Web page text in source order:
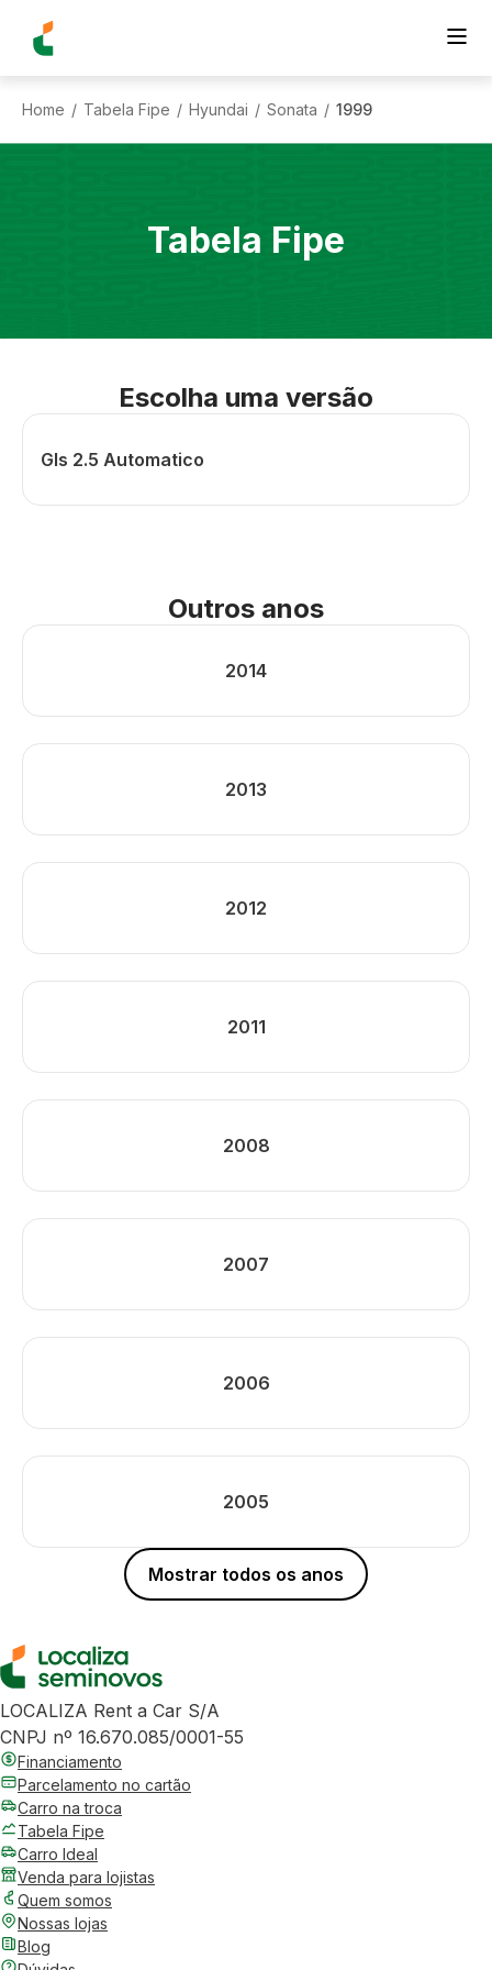
Home / Tabela Fipe / Hyundai / Sonata / 1999
Tabela Fipe
Escolha uma versão
Gls 2.5 Automatico
Outros anos
2014
2013
2012
2011
2008
2007
2006
2005
Mostrar todos os anos
LOCALIZA Rent a Car S/A
CNPJ nº 16.670.085/0001-55
Financiamento
Parcelamento no cartão
Carro na troca
Tabela Fipe
Carro Ideal
Venda para lojistas
Quem somos
Nossas lojas
Blog